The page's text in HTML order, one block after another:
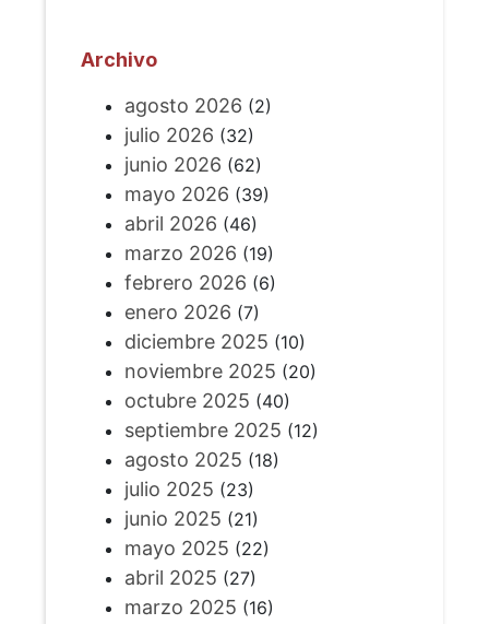
Archivo
agosto 2026 (2)
julio 2026 (32)
junio 2026 (62)
mayo 2026 (39)
abril 2026 (46)
marzo 2026 (19)
febrero 2026 (6)
enero 2026 (7)
diciembre 2025 (10)
noviembre 2025 (20)
octubre 2025 (40)
septiembre 2025 (12)
agosto 2025 (18)
julio 2025 (23)
junio 2025 (21)
mayo 2025 (22)
abril 2025 (27)
marzo 2025 (16)